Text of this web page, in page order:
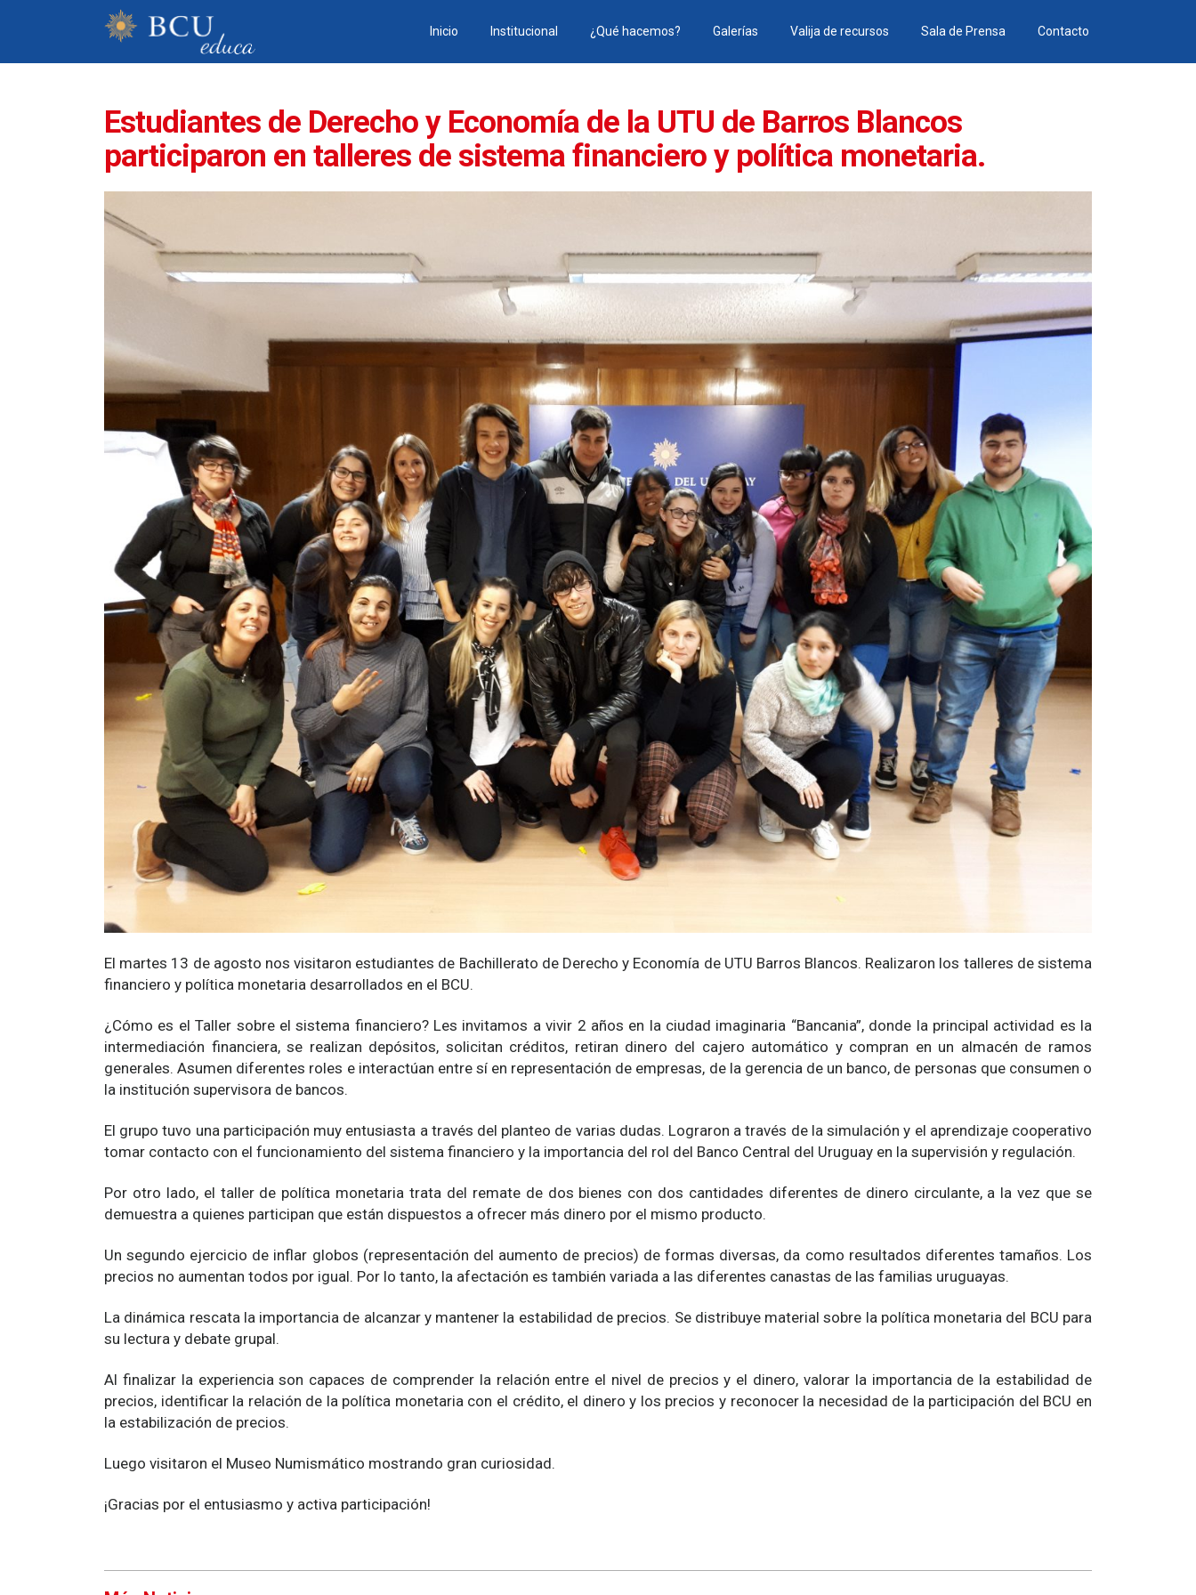
Inicio Institucional ¿Qué hacemos? Galerías Valija de recursos Sala de Prensa Contacto
Estudiantes de Derecho y Economía de la UTU de Barros Blancos
participaron en talleres de sistema financiero y política monetaria.
El martes 13 de agosto nos visitaron estudiantes de Bachillerato de Derecho y Economía de UTU Barros Blancos. Realizaron los talleres de sistema
financiero y política monetaria desarrollados en el BCU.
¿Cómo es el Taller sobre el sistema financiero? Les invitamos a vivir 2 años en la ciudad imaginaria “Bancania”, donde la principal actividad es la
intermediación financiera, se realizan depósitos, solicitan créditos, retiran dinero del cajero automático y compran en un almacén de ramos
generales. Asumen diferentes roles e interactúan entre sí en representación de empresas, de la gerencia de un banco, de personas que consumen o
la institución supervisora de bancos.
El grupo tuvo una participación muy entusiasta a través del planteo de varias dudas. Lograron a través de la simulación y el aprendizaje cooperativo
tomar contacto con el funcionamiento del sistema financiero y la importancia del rol del Banco Central del Uruguay en la supervisión y regulación.
Por otro lado, el taller de política monetaria trata del remate de dos bienes con dos cantidades diferentes de dinero circulante, a la vez que se
demuestra a quienes participan que están dispuestos a ofrecer más dinero por el mismo producto.
Un segundo ejercicio de inflar globos (representación del aumento de precios) de formas diversas, da como resultados diferentes tamaños. Los
precios no aumentan todos por igual. Por lo tanto, la afectación es también variada a las diferentes canastas de las familias uruguayas.
La dinámica rescata la importancia de alcanzar y mantener la estabilidad de precios. Se distribuye material sobre la política monetaria del BCU para
su lectura y debate grupal.
Al finalizar la experiencia son capaces de comprender la relación entre el nivel de precios y el dinero, valorar la importancia de la estabilidad de
precios, identificar la relación de la política monetaria con el crédito, el dinero y los precios y reconocer la necesidad de la participación del BCU en
la estabilización de precios.
Luego visitaron el Museo Numismático mostrando gran curiosidad.
¡Gracias por el entusiasmo y activa participación!